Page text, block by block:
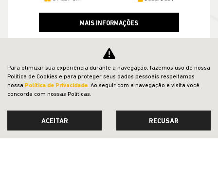
MAIS INFORMAÇÕES
VER TODOS OS VEÍCULOS RELACIONADOS
Para otimizar sua experiência durante a navegação, fazemos uso de nossa
Política de Cookies e para proteger seus dados pessoais respeitamos
nossa Política de Privacidade. Ao seguir com a navegação e visita você
concorda com nossas Políticas.
ACEITAR RECUSAR